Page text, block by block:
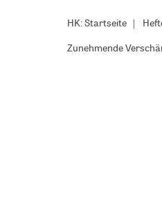
HK: Startseite
Zunehmende